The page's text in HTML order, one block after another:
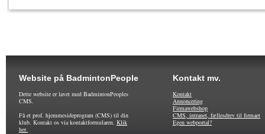
Website på BadmintonPeople Kontakt mv.
Dette website er lavet med BadmintonPeoples
CMS.
Få et prof. hjemmesideprogram (CMS) til din
klub. Kontakt os via kontaktformularen. Klik
her.
Kontakt
Annoncering
Firmawebshop
CMS, intranet, fællesdrev til firmaet
Egen webportal?